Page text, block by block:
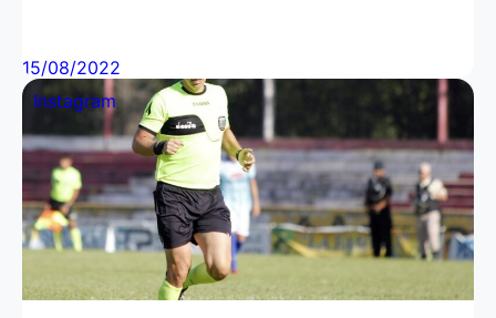
15/08/2022
Instagram